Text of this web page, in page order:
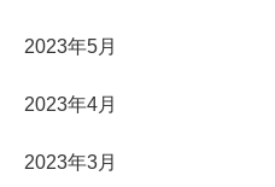
2023年5月
2023年4月
2023年3月